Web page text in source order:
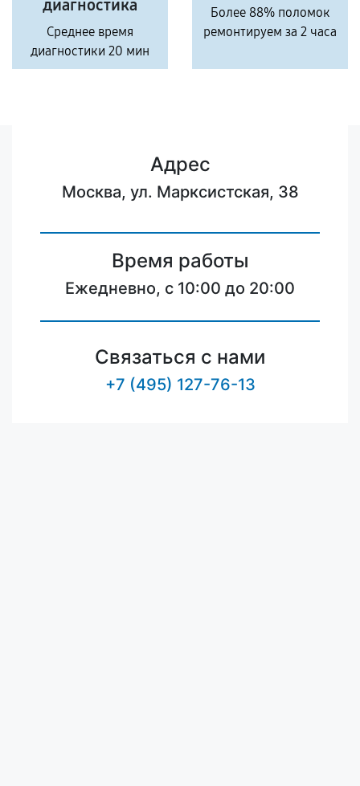
диагностика
Среднее время
диагностики 20 мин
Более 88% поломок
ремонтируем за 2 часа
Адрес
Москва, ул. Марксистская, 38
Время работы
Ежедневно, с 10:00 до 20:00
Связаться с нами
+7 (495) 127-76-13